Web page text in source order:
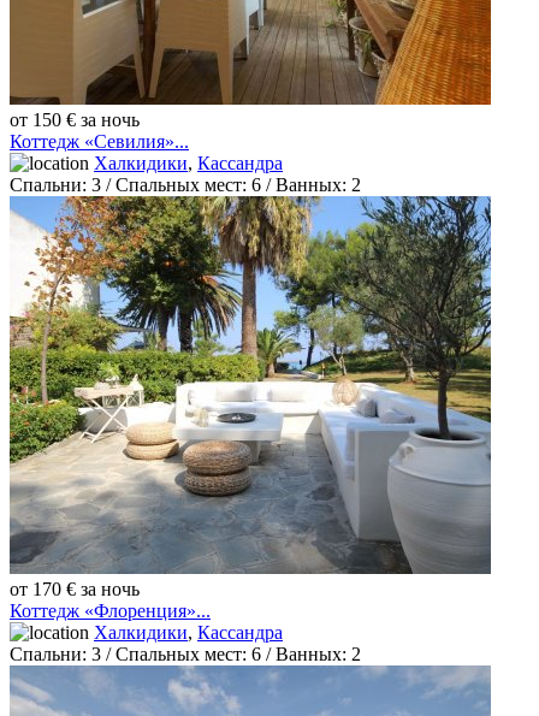
от 150 € за ночь
Коттедж «Севилия»...
Халкидики, Кассандра
Спальни: 3 / Спальных мест: 6 /Ванных: 2
от 170 € за ночь
Коттедж «Флоренция»...
Халкидики, Кассандра
Спальни: 3 / Спальных мест: 6 /Ванных: 2